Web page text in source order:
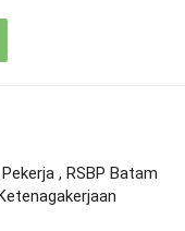
, RSBP Batam